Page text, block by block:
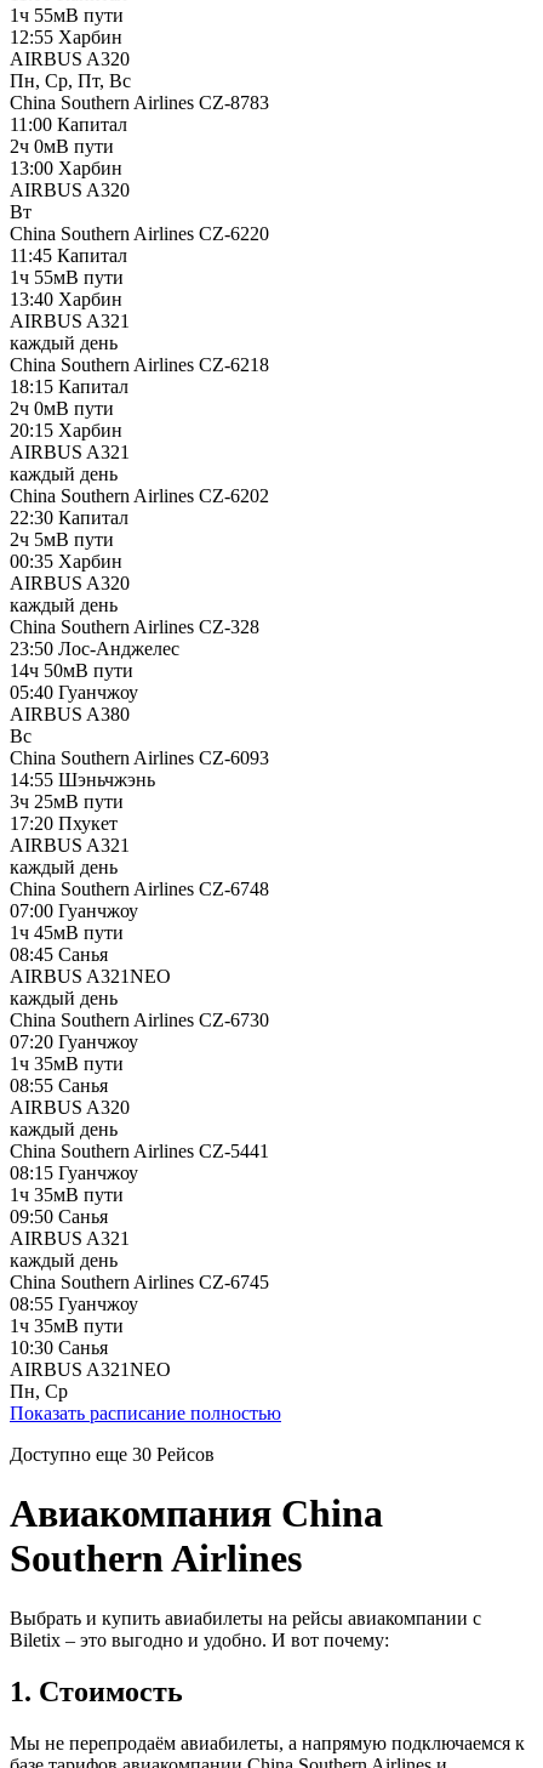
1ч 55мВ пути
12:55 Харбин
AIRBUS A320
Пн, Ср, Пт, Вс
China Southern Airlines CZ-8783
11:00 Капитал
2ч 0мВ пути
13:00 Харбин
AIRBUS A320
Вт
China Southern Airlines CZ-6220
11:45 Капитал
1ч 55мВ пути
13:40 Харбин
AIRBUS A321
каждый день
China Southern Airlines CZ-6218
18:15 Капитал
2ч 0мВ пути
20:15 Харбин
AIRBUS A321
каждый день
China Southern Airlines CZ-6202
22:30 Капитал
2ч 5мВ пути
00:35 Харбин
AIRBUS A320
каждый день
China Southern Airlines CZ-328
23:50 Лос-Анджелес
14ч 50мВ пути
05:40 Гуанчжоу
AIRBUS A380
Вс
China Southern Airlines CZ-6093
14:55 Шэньчжэнь
3ч 25мВ пути
17:20 Пхукет
AIRBUS A321
каждый день
China Southern Airlines CZ-6748
07:00 Гуанчжоу
1ч 45мВ пути
08:45 Санья
AIRBUS A321NEO
каждый день
China Southern Airlines CZ-6730
07:20 Гуанчжоу
1ч 35мВ пути
08:55 Санья
AIRBUS A320
каждый день
China Southern Airlines CZ-5441
08:15 Гуанчжоу
1ч 35мВ пути
09:50 Санья
AIRBUS A321
каждый день
China Southern Airlines CZ-6745
08:55 Гуанчжоу
1ч 35мВ пути
10:30 Санья
AIRBUS A321NEO
Пн, Ср
Показать расписание полностью
Доступно еще 30 Рейсов
Авиакомпания China
Southern Airlines
Выбрать и купить авиабилеты на рейсы авиакомпании с
Biletix – это выгодно и удобно. И вот почему:
1. Стоимость
Мы не перепродаём авиабилеты, а напрямую подключаемся к